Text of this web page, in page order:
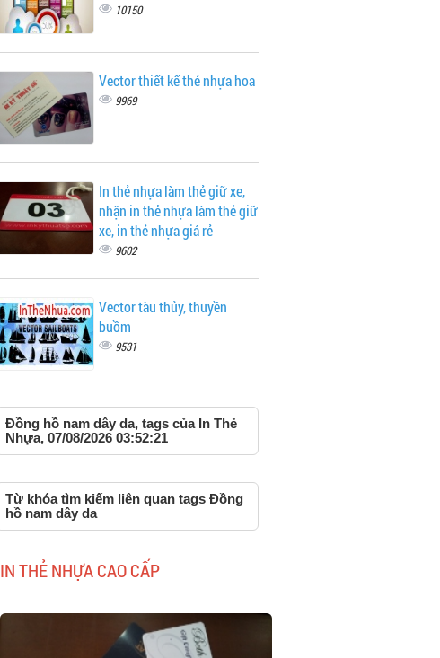
10150
Vector thiết kế thẻ nhựa hoa
9969
In thẻ nhựa làm thẻ giữ xe,
nhận in thẻ nhựa làm thẻ giữ
xe, in thẻ nhựa giá rẻ
9602
Vector tàu thủy, thuyền
buồm
9531
Đồng hồ nam dây da, tags của In Thẻ
Nhựa, 07/08/2026 03:52:21
Từ khóa tìm kiếm liên quan tags Đồng
hồ nam dây da
IN THẺ NHỰA CAO CẤP